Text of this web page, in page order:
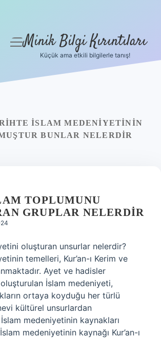
menüyü
Minik Bilgi Kırıntıları
Küçük ama etkili bilgilerle tanış!
İSLAM MEDENIYETININ
BUNLAR NELERDIR
TOPLUMUNU
GRUPLAR NELERDIR
oluşturan unsurlar nelerdir?
temelleri, Kur’an-ı Kerim ve
Ayet ve hadisler
İslam medeniyeti,
ortaya koyduğu her türlü
kültürel unsurlardan
medeniyetinin kaynakları
medeniyetinin kaynağı Kur’an-ı